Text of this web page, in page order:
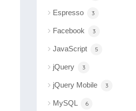
Espresso 3
Facebook 3
JavaScript 5
jQuery 3
jQuery Mobile 3
MySQL 6